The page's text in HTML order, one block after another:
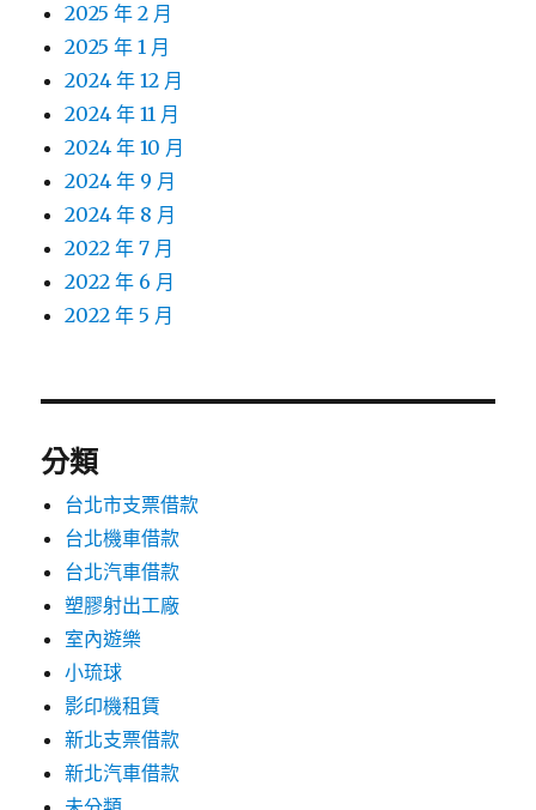
2025 年 2 月
2025 年 1 月
2024 年 12 月
2024 年 11 月
2024 年 10 月
2024 年 9 月
2024 年 8 月
2022 年 7 月
2022 年 6 月
2022 年 5 月
分類
台北市支票借款
台北機車借款
台北汽車借款
塑膠射出工廠
室內遊樂
小琉球
影印機租賃
新北支票借款
新北汽車借款